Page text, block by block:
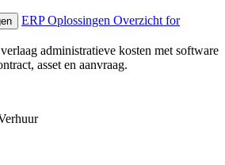
ERP Oplossingen Overzicht for
administratieve kosten met software
asset en aanvraag.